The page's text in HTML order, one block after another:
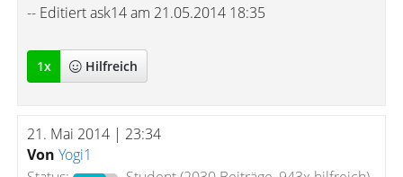
-- Editiert ask14 am 21.05.2014 18:35
1x Hilfreich
21. Mai 2014 | 23:34
Von Yogi1